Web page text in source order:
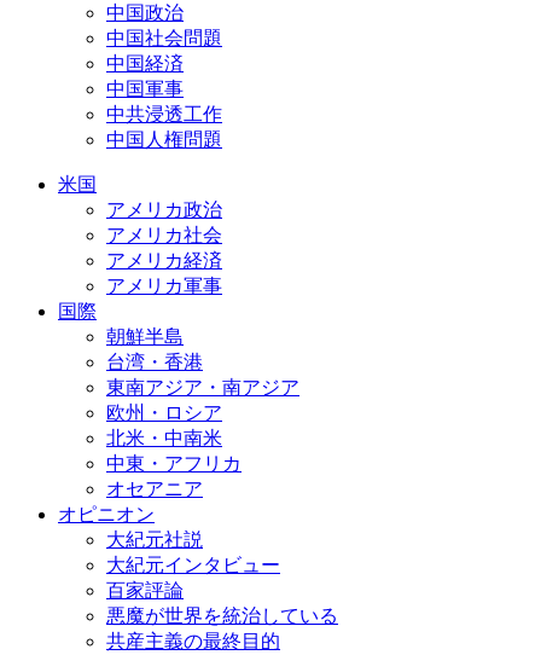
中国政治
中国社会問題
中国経済
中国軍事
中共浸透工作
中国人権問題
米国
アメリカ政治
アメリカ社会
アメリカ経済
アメリカ軍事
国際
朝鮮半島
台湾・香港
東南アジア・南アジア
欧州・ロシア
北米・中南米
中東・アフリカ
オセアニア
オピニオン
大紀元社説
大紀元インタビュー
百家評論
悪魔が世界を統治している
共産主義の最終目的